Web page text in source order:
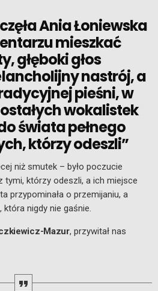
Ania Łoniewska
mieszkać
głęboki głos
nastrój, a
pieśni, w
wokalistek
świata pełnego
którzy odeszli”
niż smutek – było poczucie
tymi, którzy odeszli, a ich miejsce
przypominała o przemijaniu, a
nigdy nie gaśnie.
Mazur, przywitał nas